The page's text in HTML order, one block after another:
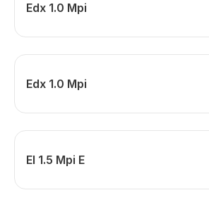
Edx 1.0 Mpi
Edx 1.0 Mpi
El 1.5 Mpi E